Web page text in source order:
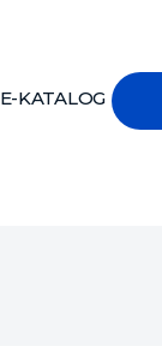
E-KATALOG